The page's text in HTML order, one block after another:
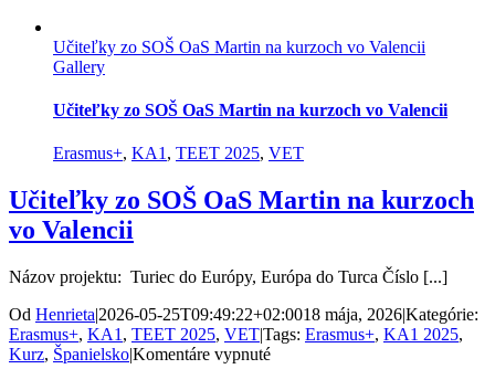
skúsenosti
v
Učiteľky zo SOŠ OaS Martin na kurzoch vo Valencii
Gallery
Učiteľky zo SOŠ OaS Martin na kurzoch vo Valencii
Erasmus+, KA1, TEET 2025, VET
Učiteľky zo SOŠ OaS Martin na kurzoch
vo Valencii
Názov projektu: Turiec do Európy, Európa do Turca Číslo [...]
Od Henrieta|2026-05-25T09:49:22+02:0018 mája, 2026|Kategórie:
Erasmus+, KA1 , TEET 2025, VET|Tags: Erasmus+, KA1 2025,
Kurz, Španielsko|Komentáre vypnuténa